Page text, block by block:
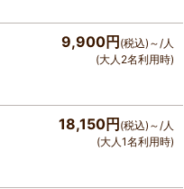
9,900円 (税込)～/人
(大人2名利用時)
18,150円 (税込)～/人
(大人1名利用時)